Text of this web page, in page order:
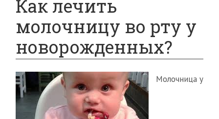
Как лечить
молочницу во рту у
новорожденных?
Молочница у